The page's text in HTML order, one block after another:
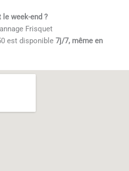
week-end ?
Frisquet
est disponible7j/7, même en